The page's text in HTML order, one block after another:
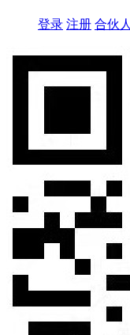
登录 注册 合伙人